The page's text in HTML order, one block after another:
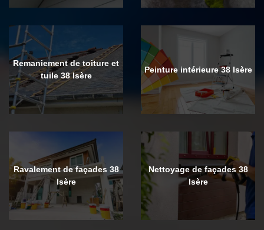
Remaniement de toiture et
tuile 38 Isère
Peinture intérieure 38 Isère
Ravalement de façades 38
Isère
Nettoyage de façades 38
Isère